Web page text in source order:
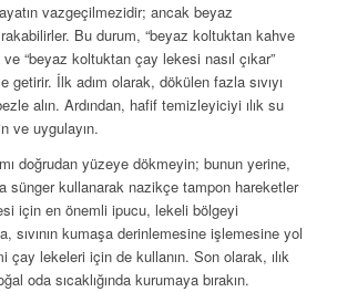
vazgeçilmezidir; ancak beyaz
Bu durum, “beyaz koltuktan kahve
ve “beyaz koltuktan çay lekesi nasıl çıkar”
getirir. İlk adım olarak, dökülen fazla sıvıyı
alın. Ardından, hafif temizleyiciyi ılık su
ve uygulayın.
doğrudan yüzeye dökmeyin; bunun yerine,
sünger kullanarak nazikçe tampon hareketler
için en önemli ipucu, lekeli bölgeyi
sıvının kumaşa derinlemesine işlemesine yol
çay lekeleri için de kullanın. Son olarak, ılık
oda sıcaklığında kurumaya bırakın.